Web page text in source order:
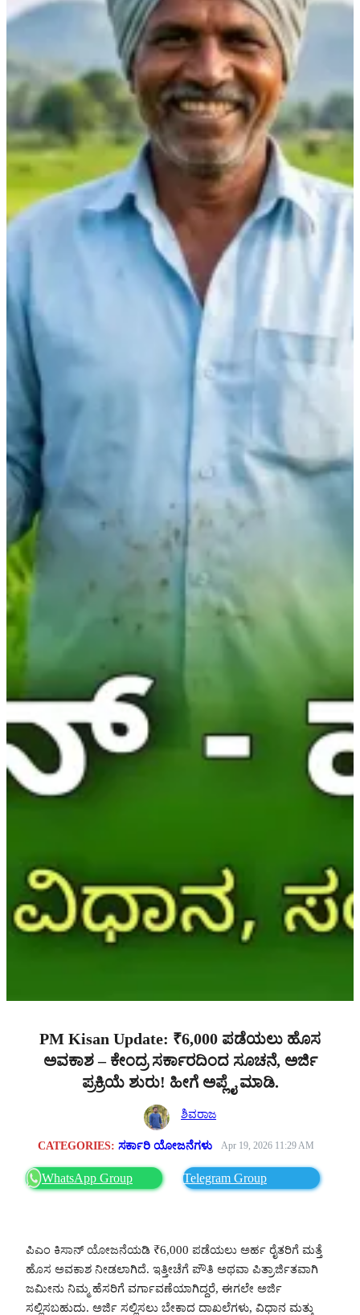
PM Kisan Update: ₹6,000 ಪಡೆಯಲು ಹೊಸ
ಅವಕಾಶ – ಕೇಂದ್ರ ಸರ್ಕಾರದಿಂದ ಸೂಚನೆ, ಅರ್ಜಿ
ಪ್ರಕ್ರಿಯೆ ಶುರು! ಹೀಗೆ ಅಪ್ಲೈ ಮಾಡಿ.
ಶಿವರಾಜ
CATEGORIES: ಸರ್ಕಾರಿ ಯೋಜನೆಗಳು Apr 19, 2026 11:29 AM
WhatsApp Group Telegram Group
ಪಿಎಂ ಕಿಸಾನ್ ಯೋಜನೆಯಡಿ ₹6,000 ಪಡೆಯಲು ಅರ್ಹ ರೈತರಿಗೆ ಮತ್ತೆ
ಹೊಸ ಅವಕಾಶ ನೀಡಲಾಗಿದೆ. ಇತ್ತೀಚೆಗೆ ಪೌತಿ ಅಥವಾ ಪಿತ್ರಾರ್ಜಿತವಾಗಿ
ಜಮೀನು ನಿಮ್ಮ ಹೆಸರಿಗೆ ವರ್ಗಾವಣೆಯಾಗಿದ್ದರೆ, ಈಗಲೇ ಅರ್ಜಿ
ಸಲ್ಲಿಸಬಹುದು. ಅರ್ಜಿ ಸಲ್ಲಿಸಲು ಬೇಕಾದ ದಾಖಲೆಗಳು, ವಿಧಾನ ಮತ್ತು